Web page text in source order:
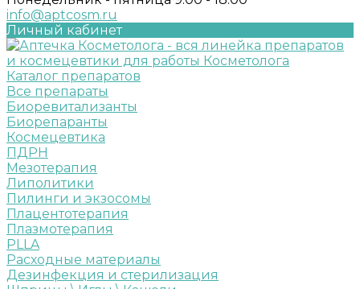
info@aptcosm.ru
Личный кабинет
Каталог препаратов
Все препараты
Биоревитализанты
Биорепаранты
Космецевтика
ПДРН
Мезотерапия
Липолитики
Пилинги и экзосомы
Плацентотерапия
Плазмотерапия
PLLA
Расходные материалы
Дезинфекция и стерилизация